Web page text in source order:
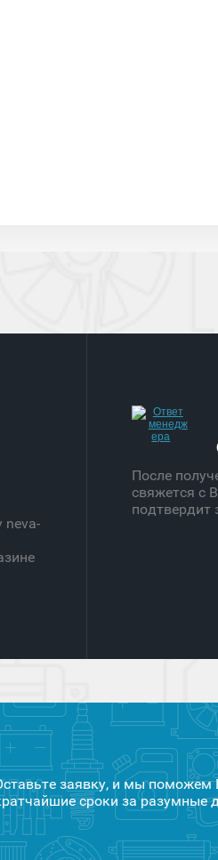
neva-
После
свяжется с
подтвердит
заявку, и мы поможем
сроки за разумные